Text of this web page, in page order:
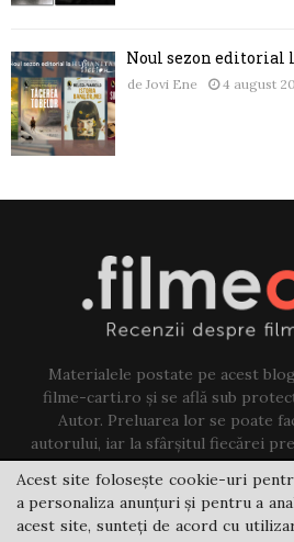
Noul sezon editorial
de Jovi Ene 4 august
Materialele postate pe acest
filme-carti.ro și se află sub
Autor. Preluarea lor se poate
autorului, iar la sfârșitul fiecărei
existe un link către
Contact us:
Acest site folosește cookie-uri
a personaliza anunțuri și pentru a
acest site, sunteți de acord cu